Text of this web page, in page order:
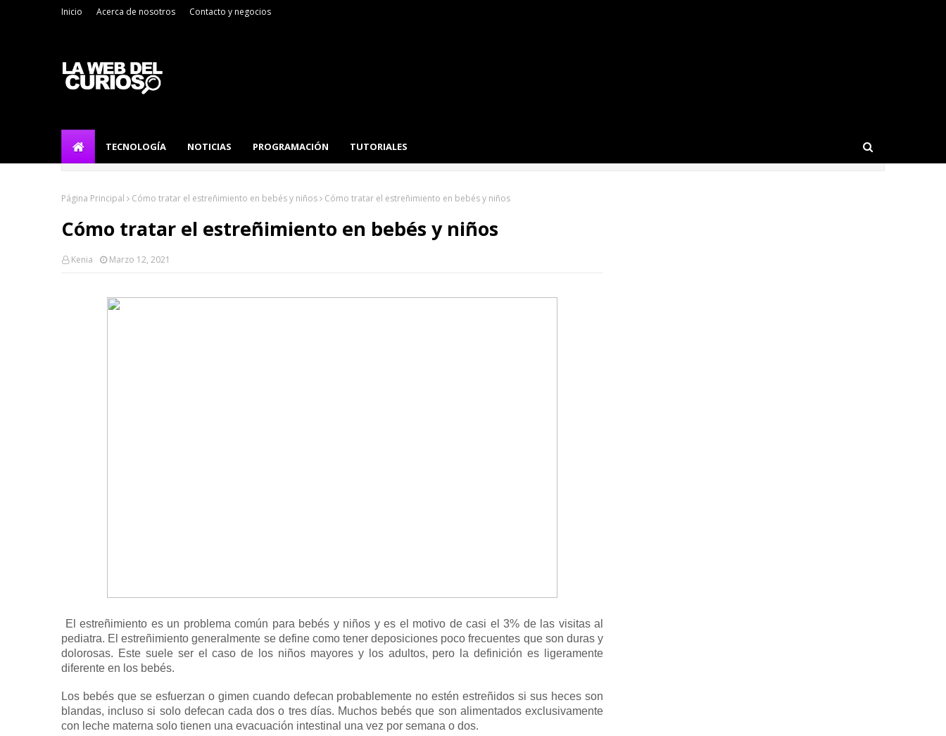
Inicio Acerca de nosotros Contacto y negocios
TECNOLOGÍA NOTICIAS PROGRAMACIÓN TUTORIALES
Página Principal Cómo tratar el estreñimiento en bebés y niños Cómo tratar el estreñimiento en bebés y niños
Cómo tratar el estreñimiento en bebés y niños
Kenia Marzo 12, 2021
El estreñimiento es un problema común para bebés y niños y es el motivo de casi el 3% de las visitas al
pediatra. El estreñimiento generalmente se define como tener deposiciones poco frecuentes que son duras y
dolorosas. Este suele ser el caso de los niños mayores y los adultos, pero la definición es ligeramente
diferente en los bebés.
Los bebés que se esfuerzan o gimen cuando defecan probablemente no estén estreñidos si sus heces son
blandas, incluso si solo defecan cada dos o tres días. Muchos bebés que son alimentados exclusivamente
con leche materna solo tienen una evacuación intestinal una vez por semana o dos.